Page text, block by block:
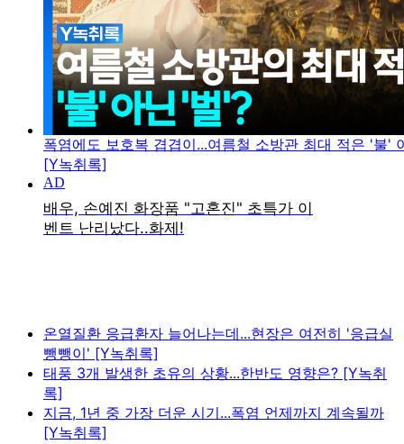
폭염에도 보호복 겹겹이...여름철 소방관 최대 적은 '불'
[Y녹취록]
온열질환 응급환자 늘어나는데...현장은 여전히 '응급실
뺑뺑이' [Y녹취록]
태풍 3개 발생한 초유의 상황...한반도 영향은? [Y녹취
록]
지금, 1년 중 가장 더운 시기...폭염 언제까지 계속될까
[Y녹취록]